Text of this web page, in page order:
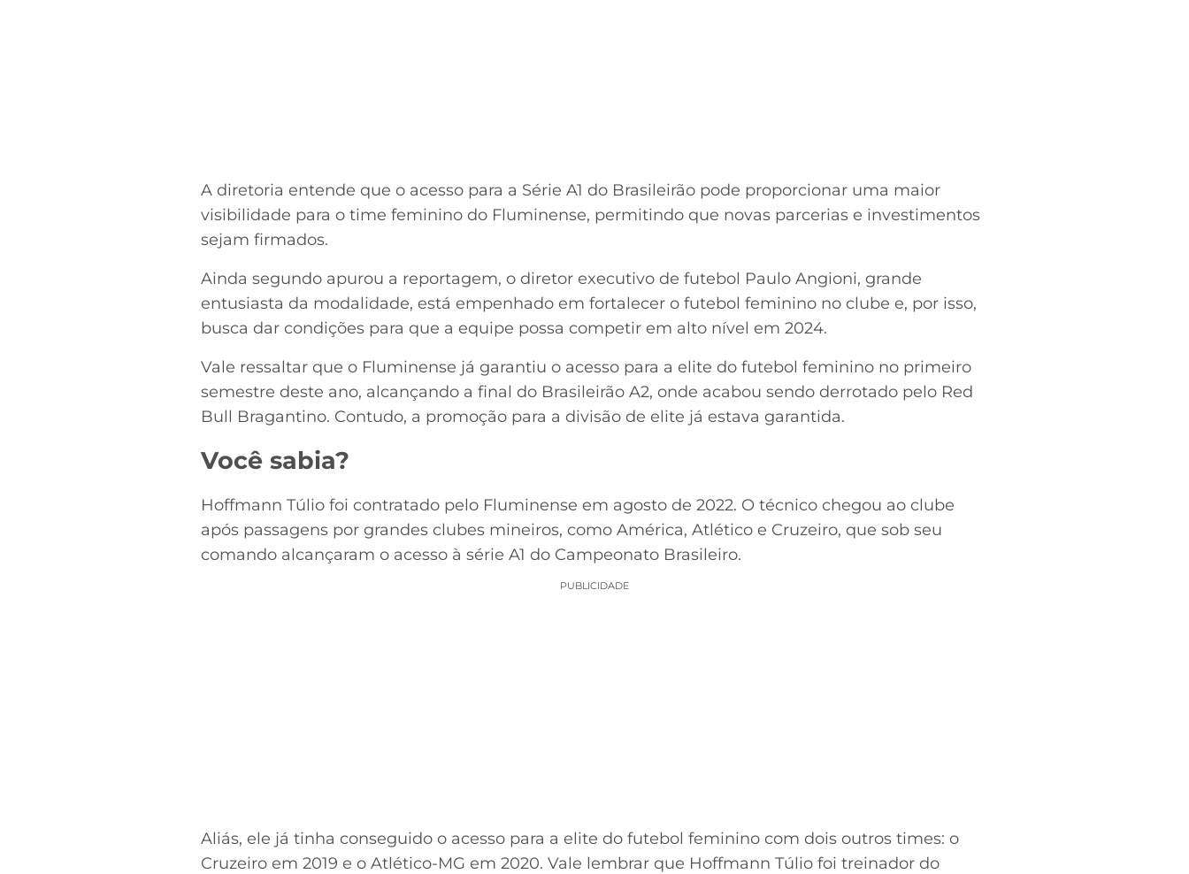
A diretoria entende que o acesso para a Série A1 do Brasileirão pode proporcionar uma maior
visibilidade para o time feminino do Fluminense, permitindo que novas parcerias e investimentos
sejam firmados.
Ainda segundo apurou a reportagem, o diretor executivo de futebol Paulo Angioni, grande
entusiasta da modalidade, está empenhado em fortalecer o futebol feminino no clube e, por isso,
busca dar condições para que a equipe possa competir em alto nível em 2024.
Vale ressaltar que o Fluminense já garantiu o acesso para a elite do futebol feminino no primeiro
semestre deste ano, alcançando a final do Brasileirão A2, onde acabou sendo derrotado pelo Red
Bull Bragantino. Contudo, a promoção para a divisão de elite já estava garantida.
Você sabia?
Hoffmann Túlio foi contratado pelo Fluminense em agosto de 2022. O técnico chegou ao clube
após passagens por grandes clubes mineiros, como América, Atlético e Cruzeiro, que sob seu
comando alcançaram o acesso à série A1 do Campeonato Brasileiro.
PUBLICIDADE
Aliás, ele já tinha conseguido o acesso para a elite do futebol feminino com dois outros times: o
Cruzeiro em 2019 e o Atlético-MG em 2020. Vale lembrar que Hoffmann Túlio foi treinador do